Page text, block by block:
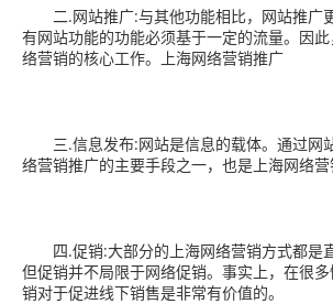
二.网站推广:与其他功能相比，网站推广
有网站功能的功能必须基于一定的流量。因
络营销的核心工作。上海网络营销推广
三.信息发布:网站是信息的载体。通过网
络营销推广的主要手段之一，也是上海网络营
四.促销:大部分的上海网络营销方式都是直
但促销并不局限于网络促销。事实上，在很
销对于促进线下销售是非常有价值的。